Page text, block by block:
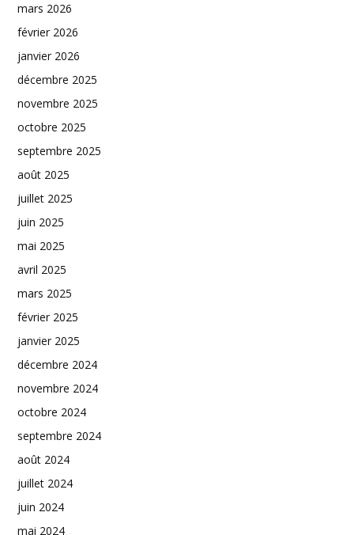
mars 2026
février 2026
janvier 2026
décembre 2025
novembre 2025
octobre 2025
septembre 2025
août 2025
juillet 2025
juin 2025
mai 2025
avril 2025
mars 2025
février 2025
janvier 2025
décembre 2024
novembre 2024
octobre 2024
septembre 2024
août 2024
juillet 2024
juin 2024
mai 2024